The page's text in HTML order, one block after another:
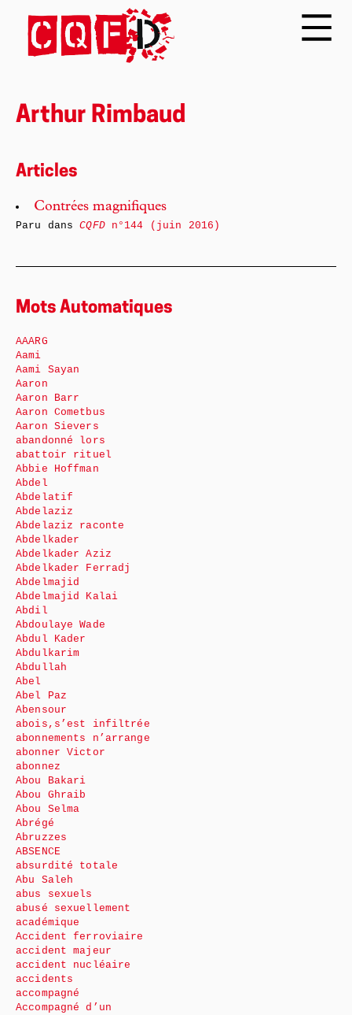
Arthur Rimbaud
Articles
Contrées magnifiques
Paru dansCQFDn°144 (juin 2016)
Mots Automatiques
AAARG
Aami
Aami Sayan
Aaron
Aaron Barr
Aaron Cometbus
Aaron Sievers
abandonné lors
abattoir rituel
Abbie Hoffman
Abdel
Abdelatif
Abdelaziz
Abdelaziz raconte
Abdelkader
Abdelkader Aziz
Abdelkader Ferradj
Abdelmajid
Abdelmajid Kalai
Abdil
Abdoulaye Wade
Abdul Kader
Abdulkarim
Abdullah
Abel
Abel Paz
Abensour
abois,s’est infiltrée
abonnements n’arrange
abonner Victor
abonnez
Abou Bakari
Abou Ghraib
Abou Selma
Abrégé
Abruzzes
ABSENCE
absurdité totale
Abu Saleh
abus sexuels
abusé sexuellement
académique
Accident ferroviaire
accident majeur
accident nucléaire
accidents
accompagné
Accompagné d’un